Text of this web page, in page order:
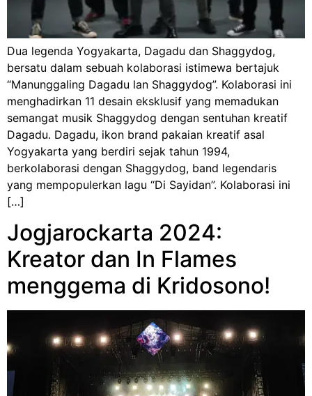
Dua legenda Yogyakarta, Dagadu dan Shaggydog,
bersatu dalam sebuah kolaborasi istimewa bertajuk
“Manunggaling Dagadu lan Shaggydog”. Kolaborasi ini
menghadirkan 11 desain eksklusif yang memadukan
semangat musik Shaggydog dengan sentuhan kreatif
Dagadu. Dagadu, ikon brand pakaian kreatif asal
Yogyakarta yang berdiri sejak tahun 1994,
berkolaborasi dengan Shaggydog, band legendaris
yang mempopulerkan lagu “Di Sayidan”. Kolaborasi ini
[…]
Jogjarockarta 2024:
Kreator dan In Flames
menggema di Kridosono!